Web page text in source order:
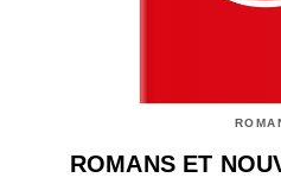
ROMANS ET